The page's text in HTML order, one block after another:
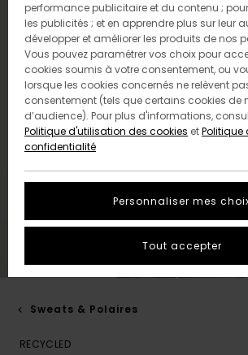
Sweats & Polaires
RECYCLED
performance publicitaire et du contenu ;
les publicités ; et en apprendre plus sur leur
développer et améliorer les produits de nos
Vous pouvez paramétrer vos choix pour
cookies soumis à votre consentement, ou
lorsque les cookies concernés ne relèvent
consentement (tels que certains cookies de
d’audience). Pour plus d'informations,
Politique d'utilisation des cookies etPolitique
confidentialité
Personnaliser mes
Tout accepter